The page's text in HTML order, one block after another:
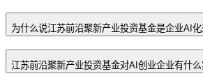
为什么说江苏前沿聚新产业投资基金是企业AI化
江苏前沿聚新产业投资基金对AI创业企业有什么